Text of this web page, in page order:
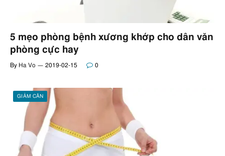
5 mẹo phòng bệnh xương khớp cho dân văn
phòng cực hay
By Ha Vo 2019-02-15 0
GIẢM CÂN